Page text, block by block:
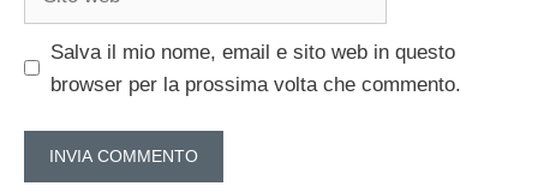
Salva il mio nome, email e sito web in questo
browser per la prossima volta che commento.